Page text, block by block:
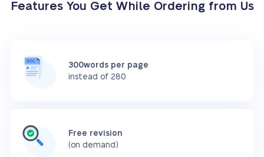
Features You Get While Ordering from Us
300words per page
instead of 280
Free revision
(on demand)